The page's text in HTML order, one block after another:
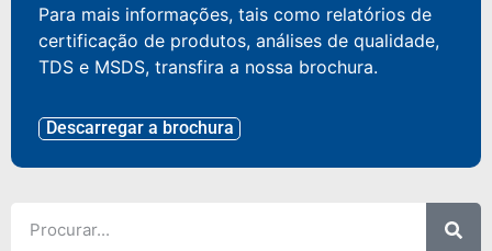
Para mais informações, tais como relatórios de
certificação de produtos, análises de qualidade,
TDS e MSDS, transfira a nossa brochura.
Descarregar a brochura